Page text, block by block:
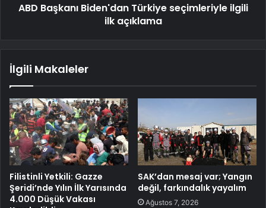
ABD Başkanı Biden'dan Türkiye seçimleriyle ilgili
ilk açıklama
İlgili Makaleler
Filistinli Yetkili: Gazze
Şeridi’nde Yılın İlk Yarısında
4.000 Düşük Vakası
SAK’dan mesaj var; Yangın
değil, farkındalık yayalım
Ağustos 7, 2026